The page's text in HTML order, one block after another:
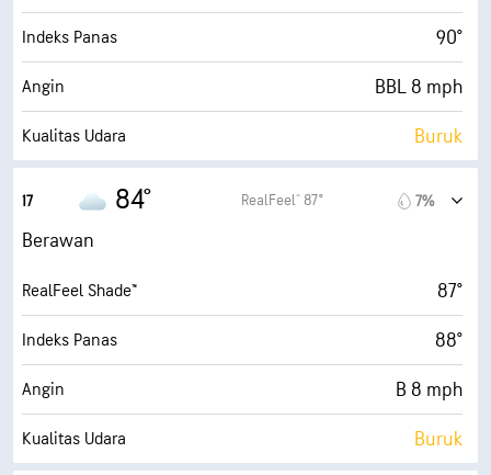
Titik Embun 70° F
AccuLumen Brightness Index™ 2 (Gelap)
Tutupan Awan 94%
Indeks Panas 90°
Angin BBL 8 mph
Kualitas Udara Buruk
Indeks UV Maks
Angin Kencang
Kelembapan 62%
Titik Embun 71° F
AccuLumen Brightness Index™ 1 (Gelap)
Tutupan Awan 96%
17 84° RealFeel® 87° 7%
Berawan
RealFeel Shade™ 87°
Indeks Panas 88°
Angin B 8 mph
Kualitas Udara Buruk